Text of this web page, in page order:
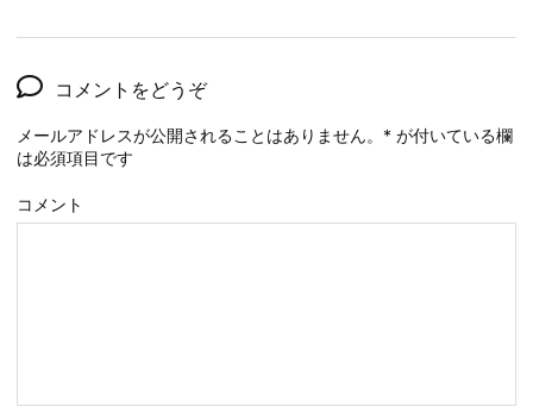
コメントをどうぞ
メールアドレスが公開されることはありません。 * が付いている欄
は必須項目です
コメント